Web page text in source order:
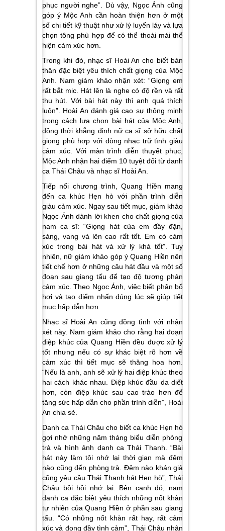
phục người nghe”. Dù vậy, Ngọc Ánh cũng
góp ý Mộc Anh cần hoàn thiện hơn ở một
số chi tiết kỹ thuật như xử lý luyến láy và lựa
chọn tông phù hợp để có thể thoải mái thể
hiện cảm xúc hơn.
Trong khi đó, nhạc sĩ Hoài An cho biết bản
thân đặc biệt yêu thích chất giọng của Mộc
Anh. Nam giám khảo nhận xét:“Giọng em
rất bắt mic. Hát lên là nghe có độ rền và rất
thu hút. Với bài hát này thì anh quá thích
luôn”. Hoài An đánh giá cao sự thông minh
trong cách lựa chọn bài hát của Mộc Anh,
đồng thời khẳng định nữ ca sĩ sở hữu chất
giọng phù hợp với dòng nhạc trữ tình giàu
cảm xúc. Với màn trình diễn thuyết phục,
Mộc Anh nhận hai điểm 10 tuyệt đối từ danh
ca Thái Châu và nhạc sĩ Hoài An.
Tiếp nối chương trình, Quang Hiền mang
đến ca khúc Hẹn hò với phần trình diễn
giàu cảm xúc. Ngay sau tiết mục, giám khảo
Ngọc Ánh dành lời khen cho chất giọng của
nam ca sĩ: “Giọng hát của em đầy đặn,
sáng, vang và lên cao rất tốt. Em có cảm
xúc trong bài hát và xử lý khá tốt”. Tuy
nhiên, nữ giám khảo góp ý Quang Hiền nên
tiết chế hơn ở những câu hát đầu và một số
đoạn sau giang tấu để tạo độ tương phản
cảm xúc. Theo Ngọc Ánh, việc biết phân bổ
hơi và tạo điểm nhấn đúng lúc sẽ giúp tiết
mục hấp dẫn hơn.
Nhạc sĩ Hoài An cũng đồng tình với nhận
xét này. Nam giám khảo cho rằng hai đoạn
điệp khúc của Quang Hiền đều được xử lý
tốt nhưng nếu có sự khác biệt rõ hơn về
cảm xúc thì tiết mục sẽ thăng hoa hơn
“Nếu là anh, anh sẽ xử lý hai điệp khúc theo
hai cách khác nhau. Điệp khúc đầu da diết
hơn, còn điệp khúc sau cao trào hơn để
tăng sức hấp dẫn cho phần trình diễn”, Hoài
An chia sẻ.
Danh ca Thái Châu cho biết ca khúc Hẹn hò
gợi nhớ những năm tháng biểu diễn phòng
trà và hình ảnh danh ca Thái Thanh. “Bài
hát này làm tôi nhớ lại thời gian mà đêm
nào cũng đến phòng trà. Đêm nào khán giả
cũng yêu cầu Thái Thanh hát Hẹn hò”, Thái
Châu bồi hồi nhớ lại. Bên cạnh đó, nam
danh ca đặc biệt yêu thích những nốt khàn
tự nhiên của Quang Hiền ở phần sau giang
tấu. “Có những nốt khàn rất hay, rất cảm
xúc và đong đầy tình cảm”, Thái Châu nhận